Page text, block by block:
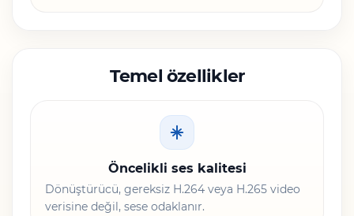
Temel özellikler
Öncelikli ses kalitesi
Dönüştürücü, gereksiz H.264 veya H.265 video
verisine değil, sese odaklanır.